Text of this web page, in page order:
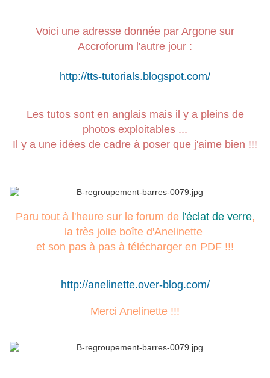
Voici une adresse donnée par Argone sur
Accroforum l'autre jour :
http://tts-tutorials.blogspot.com/
Les tutos sont en anglais mais il y a pleins de
photos exploitables ...
Il y a une idées de cadre à poser que j'aime bien !!!
Paru tout à l'heure sur le forum de l'éclat de verre,
la très jolie boîte d'Anelinette
et son pas à pas à télécharger en PDF !!!
http://anelinette.over-blog.com/
Merci Anelinette !!!